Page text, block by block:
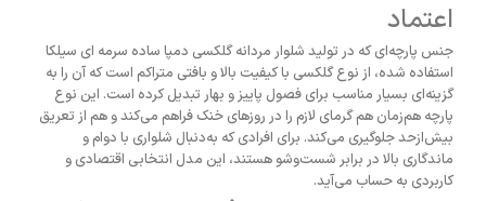
اعتماد
جنس پارچه‌ای که در تولید شلوار مردانه گلکسی دمپا ساده سرمه ای سیلکا
استفاده شده، از نوع گلکسی با کیفیت بالا و بافتی متراکم است که آن را به
گزینه‌ای بسیار مناسب برای فصول پاییز و بهار تبدیل کرده است. این نوع
پارچه هم‌زمان هم گرمای لازم را در روزهای خنک فراهم می‌کند و هم از تعریق
بیش‌ازحد جلوگیری می‌کند. برای افرادی که به‌دنبال شلواری با دوام و
ماندگاری بالا در برابر شست‌وشو هستند، این مدل انتخابی اقتصادی و
کاربردی به حساب می‌آید.